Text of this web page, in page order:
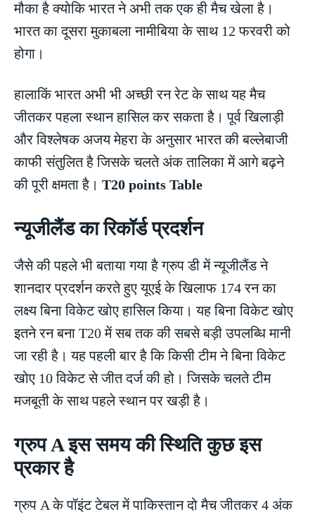
मौका है क्योकि भारत ने अभी तक एक ही मैच खेला है।
भारत का दूसरा मुकाबला नामीबिया के साथ 12 फरवरी को
होगा।
हालाकिं भारत अभी भी अच्छी रन रेट के साथ यह मैच
जीतकर पहला स्थान हासिल कर सकता है। पूर्व खिलाड़ी
और विश्लेषक अजय मेहरा के अनुसार भारत की बल्लेबाजी
काफी संतुलित है जिसके चलते अंक तालिका में आगे बढ़ने
की पूरी क्षमता है। T20 points Table
न्यूजीलैंड का रिकॉर्ड प्रदर्शन
जैसे की पहले भी बताया गया है ग्रुप डी में न्यूजीलैंड ने
शानदार प्रदर्शन करते हुए यूएई के खिलाफ 174 रन का
लक्ष्य बिना विकेट खोए हासिल किया। यह बिना विकेट खोए
इतने रन बना T20 में सब तक की सबसे बड़ी उपलब्धि मानी
जा रही है। यह पहली बार है कि किसी टीम ने बिना विकेट
खोए 10 विकेट से जीत दर्ज की हो। जिसके चलते टीम
मजबूती के साथ पहले स्थान पर खड़ी है।
ग्रुप A इस समय की स्थिति कुछ इस
प्रकार है
ग्रुप A के पॉइंट टेबल में पाकिस्तान दो मैच जीतकर 4 अंक